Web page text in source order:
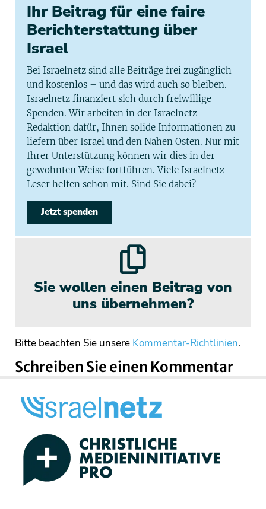
Ihr Beitrag für eine faire
Berichterstattung über
Israel
Bei Israelnetz sind alle Beiträge frei zugänglich
und kostenlos – und das wird auch so bleiben.
Israelnetz finanziert sich durch freiwillige
Spenden. Wir arbeiten in der Israelnetz-
Redaktion dafür, Ihnen solide Informationen zu
liefern über Israel und den Nahen Osten. Nur mit
Ihrer Unterstützung können wir dies in der
gewohnten Weise fortführen. Viele Israelnetz-
Leser helfen schon mit. Sind Sie dabei?
Jetzt spenden
Sie wollen einen Beitrag von
uns übernehmen?
Bitte beachten Sie unsere Kommentar-Richtlinien.
Schreiben Sie einen Kommentar